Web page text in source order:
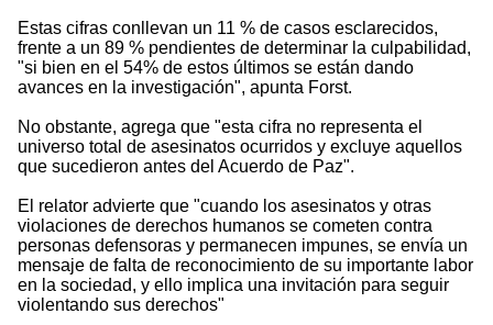
Estas cifras conllevan un 11 % de casos esclarecidos,
frente a un 89 % pendientes de determinar la culpabilidad,
"si bien en el 54% de estos últimos se están dando
avances en la investigación", apunta Forst.
No obstante, agrega que "esta cifra no representa el
universo total de asesinatos ocurridos y excluye aquellos
que sucedieron antes del Acuerdo de Paz".
El relator advierte que "cuando los asesinatos y otras
violaciones de derechos humanos se cometen contra
personas defensoras y permanecen impunes, se envía un
mensaje de falta de reconocimiento de su importante labor
en la sociedad, y ello implica una invitación para seguir
violentando sus derechos"